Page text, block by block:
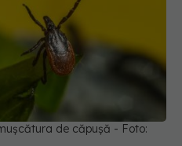
de căpușă - Foto: